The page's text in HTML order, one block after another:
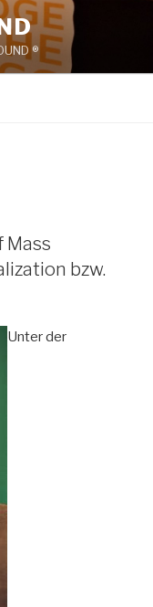
®
Mass
bzw.
Unter der